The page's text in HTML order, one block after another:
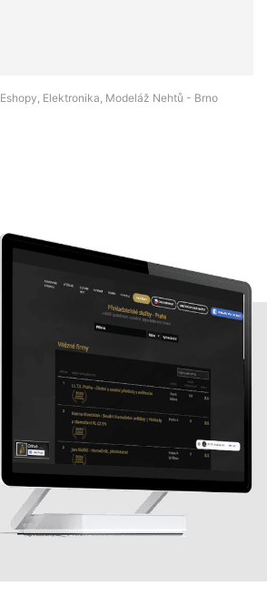
Eshopy, Elektronika, Modeláž Nehtů - Brno